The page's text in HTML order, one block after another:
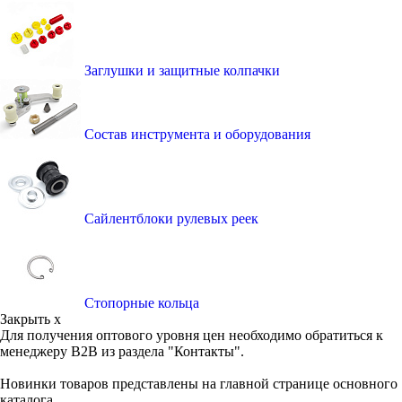
Заглушки и защитные колпачки
Состав инструмента и оборудования
Сайлентблоки рулевых реек
Стопорные кольца
Закрыть x
Для получения оптового уровня цен необходимо обратиться к
менеджеру B2B из раздела "Контакты".
Новинки товаров представлены на главной странице основного